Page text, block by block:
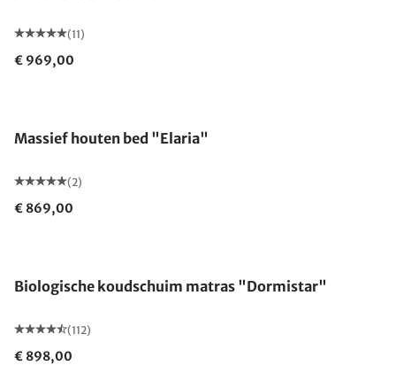
(11)
€ 969,00
Massief houten bed "Elaria"
(2)
€ 869,00
Biologische koudschuim matras "Dormistar"
(112)
€ 898,00